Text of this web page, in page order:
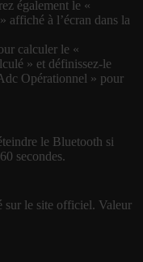
également le «
affiché à l’écran dans la
calculer le «
» et définissez-le
Opérationnel » pour
le Bluetooth si
secondes.
sur le site officiel. Valeur